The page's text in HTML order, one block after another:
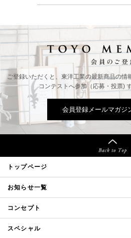
ご登録いただくと、東洋工業の最新商品の情
コンテストへ参加（応募・投票)
会員登録メールマガジ
トップページ
お知らせ一覧
コンセプト
スペシャル